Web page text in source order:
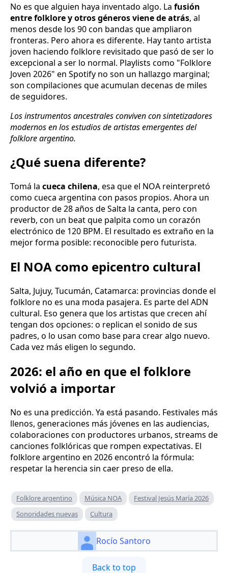
No es que alguien haya inventado algo. La fusión
entre folklore y otros géneros viene de atrás, al
menos desde los 90 con bandas que ampliaron
fronteras. Pero ahora es diferente. Hay tanto artista
joven haciendo folklore revisitado que pasó de ser lo
excepcional a ser lo normal. Playlists como "Folklore
Joven 2026" en Spotify no son un hallazgo marginal;
son compilaciones que acumulan decenas de miles
de seguidores.
Los instrumentos ancestrales conviven con sintetizadores
modernos en los estudios de artistas emergentes del
folklore argentino.
¿Qué suena diferente?
Tomá la cueca chilena, esa que el NOA reinterpretó
como cueca argentina con pasos propios. Ahora un
productor de 28 años de Salta la canta, pero con
reverb, con un beat que palpita como un corazón
electrónico de 120 BPM. El resultado es extraño en la
mejor forma posible: reconocible pero futurista.
El NOA como epicentro cultural
Salta, Jujuy, Tucumán, Catamarca: provincias donde el
folklore no es una moda pasajera. Es parte del ADN
cultural. Eso genera que los artistas que crecen ahí
tengan dos opciones: o replican el sonido de sus
padres, o lo usan como base para crear algo nuevo.
Cada vez más eligen lo segundo.
2026: el año en que el folklore
volvió a importar
No es una predicción. Ya está pasando. Festivales más
llenos, generaciones más jóvenes en las audiencias,
colaboraciones con productores urbanos, streams de
canciones folklóricas que rompen expectativas. El
folklore argentino en 2026 encontró la fórmula:
respetar la herencia sin caer preso de ella.
Folklore argentino Música NOA
Festival Jesús María 2026
Sonoridades nuevas
Cultura
Rocío Santoro
Back to top